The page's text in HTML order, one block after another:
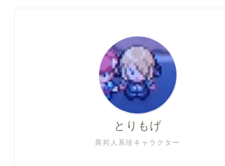
異邦人系珍キャラクター
とりもげ